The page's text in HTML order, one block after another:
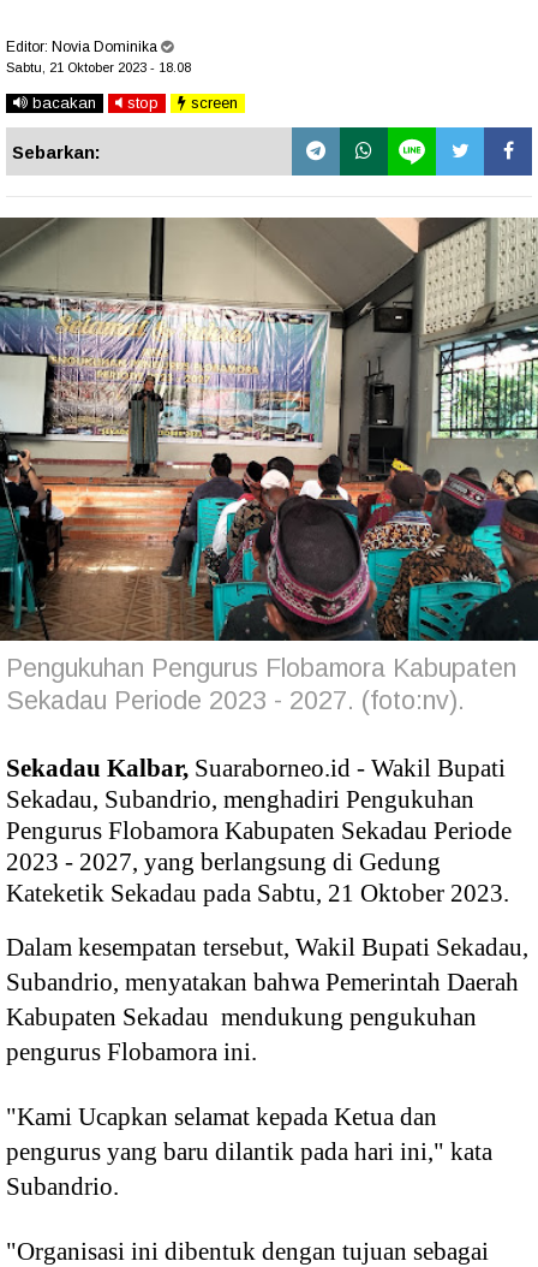
Editor: Novia Dominika
Sabtu, 21 Oktober 2023 - 18.08
bacakan stop screen
Sebarkan:
Pengukuhan Pengurus Flobamora Kabupaten
Sekadau Periode 2023 - 2027. (foto:nv).
Sekadau Kalbar, Suaraborneo.id - Wakil Bupati
Sekadau, Subandrio, menghadiri Pengukuhan
Pengurus Flobamora Kabupaten Sekadau Periode
2023 - 2027, yang berlangsung di Gedung
Kateketik Sekadau pada Sabtu, 21 Oktober 2023.
Dalam kesempatan tersebut, Wakil Bupati Sekadau,
Subandrio, menyatakan bahwa Pemerintah Daerah
Kabupaten Sekadau mendukung pengukuhan
pengurus Flobamora ini.
"Kami Ucapkan selamat kepada Ketua dan
pengurus yang baru dilantik pada hari ini," kata
Subandrio.
"Organisasi ini dibentuk dengan tujuan sebagai